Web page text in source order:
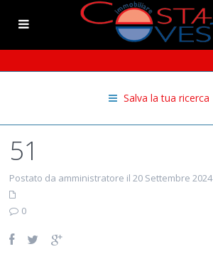
Salva la tua ricerca
51
Postato da amministratore il 20 Settembre 2024
0